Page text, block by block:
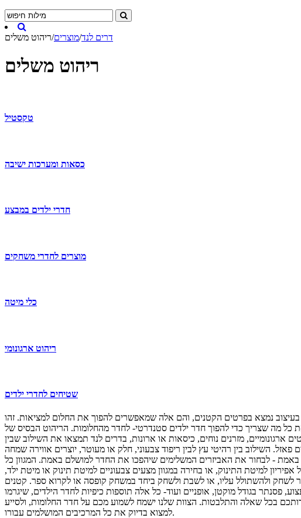
דרים לנד/מוצרים/ריהוט משלים
ריהוט משלים
טקסטיל
כסאות ומערכות ישיבה
חדרי ילדים במבצע
מוצרים לחדרי משחקים
כלי מיטה
ריהוט ארגונומי
שטיחים לחדרי ילדים
בעיצוב נמצא בפרטים הקטנים, והם אלה שמאפשרים להפוך את החלום למציאות. זהו
כל מה שצריך כדי להפוך חדר ילדים סטנדרטי- לחדר מהחלומות. הריהוט הבסיס של
מזרנים נוחים, כיסאות או ארונות, בדרים לנד תמצאו את השילוב שבין
השילוב בין רהיטי עץ לבין ריפוד צבעוני, חלק או מעוטר, יוצרים אווירה שמחה
- לבחור את האביזרים המשלימים שיהפכו את החדר למושלם באמת. המגוון כל
למיטת התינוק, או בחירה במגוון מצעים צבעוניים למיטת תינוק או מיטת ילד,
לשחק ולהשתולל עליו, או לשבת ולשחק ביחד במשחק קופסה או לקרוא ספר. קטנים
בגודל מוקטן, אופניים ועוד- כל אלה תוספות כיפיות לחדר הילדים, שיגרמו
בכל שאלה והתלבטות. הצוות שלנו ישמח לשמוע מכם על חדר החלומות, ולסייע
למצוא בדיוק את כל המרכיבים המושלמים עבורו.